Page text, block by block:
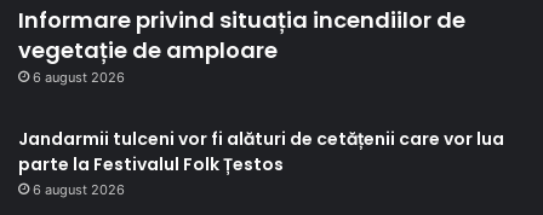
Informare privind situația incendiilor de
vegetație de amploare
6 august 2026
Jandarmii tulceni vor fi alături de cetățenii care vor lua
parte la Festivalul Folk Țestos
6 august 2026